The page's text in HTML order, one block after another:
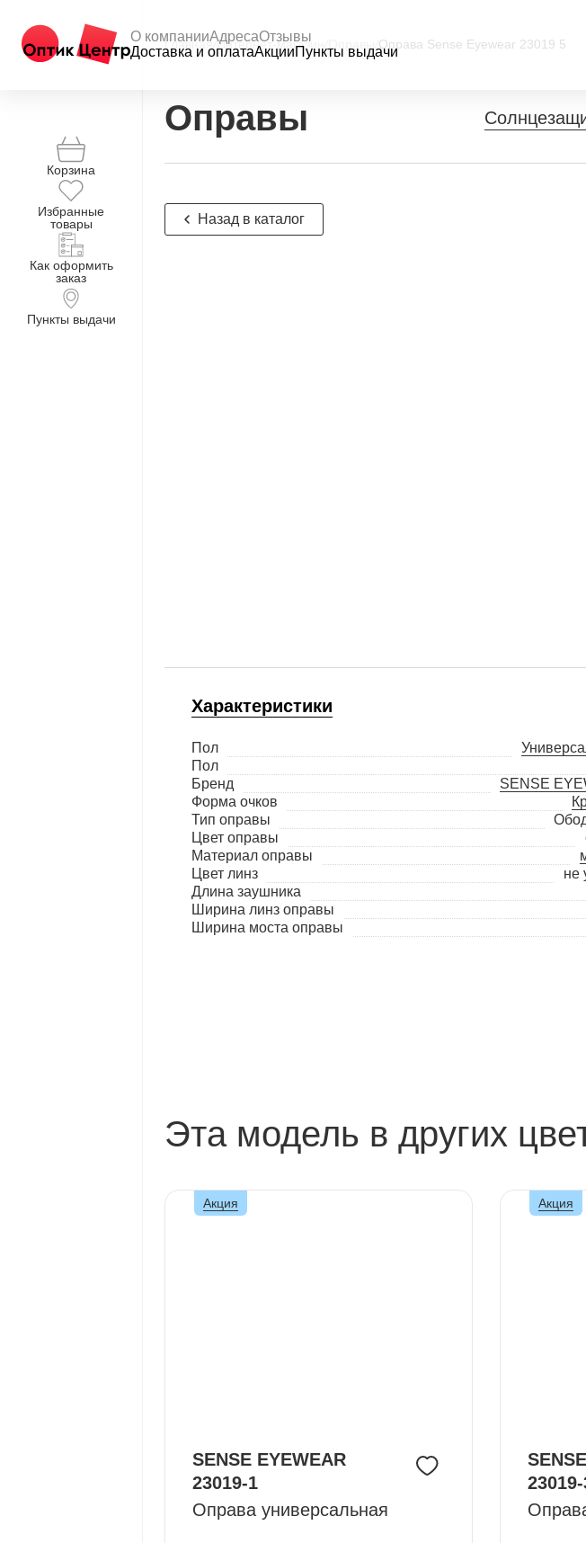
О компанииАдресаОтзывы
Доставка и оплатаАкцииПункты выдачи
Корзина
Избранные
товары
Как оформить
заказ
Пункты выдачи
Главная Интернет-магазин Оправа Sense Eyewear 23019 5
Оправы
Назад в каталог
Характеристики
Пол
Пол
Бренд
SENSE
Форма очков
Тип оправы
Цвет оправы
Материал оправы
Цвет линз
не
Длина заушника
Ширина линз оправы
Ширина моста оправы
Эта модель в других
SENSE EYEWEAR
23019-1
Оправа универсальная
Акция Акция